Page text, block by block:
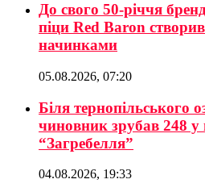
До свого 50-річчя
піци Red Baron
начинками
05.08.2026, 07:20
Біля тернопільського
чиновник зрубав 248 у
“Загребелля”
04.08.2026, 19:33